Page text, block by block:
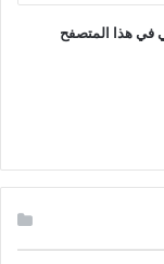
في هذا المتصفح